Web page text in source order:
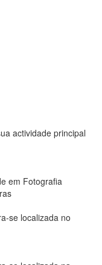
actividade principal
em Fotografia
se localizada no